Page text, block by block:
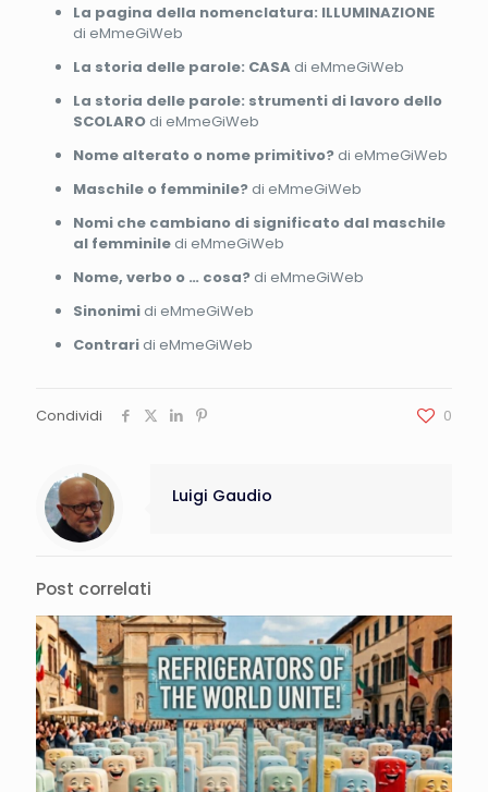
La pagina della nomenclatura: ILLUMINAZIONE
di eMmeGiWeb
La storia delle parole: CASA di eMmeGiWeb
La storia delle parole: strumenti di lavoro dello
SCOLARO di eMmeGiWeb
Nome alterato o nome primitivo? di eMmeGiWeb
Maschile o femminile? di eMmeGiWeb
Nomi che cambiano di significato dal maschile
al femminile di eMmeGiWeb
Nome, verbo o … cosa? di eMmeGiWeb
Sinonimi di eMmeGiWeb
Contrari di eMmeGiWeb
Condividi 0
Luigi Gaudio
Post correlati